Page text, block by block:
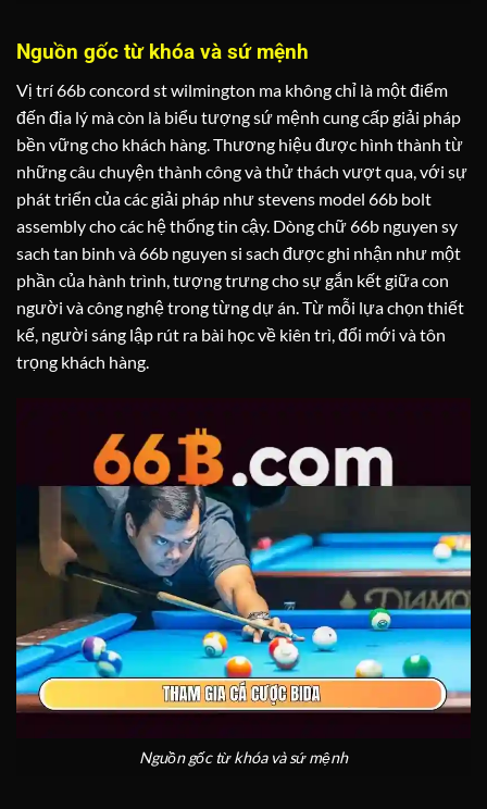
Nguồn gốc từ khóa và sứ mệnh
Vị trí 66b concord st wilmington ma không chỉ là một điểm
đến địa lý mà còn là biểu tượng sứ mệnh cung cấp giải pháp
bền vững cho khách hàng. Thương hiệu được hình thành từ
những câu chuyện thành công và thử thách vượt qua, với sự
phát triển của các giải pháp như stevens model 66b bolt
assembly cho các hệ thống tin cậy. Dòng chữ 66b nguyen sy
sach tan binh và 66b nguyen si sach được ghi nhận như một
phần của hành trình, tượng trưng cho sự gắn kết giữa con
người và công nghệ trong từng dự án. Từ mỗi lựa chọn thiết
kế, người sáng lập rút ra bài học về kiên trì, đổi mới và tôn
trọng khách hàng.
Nguồn gốc từ khóa và sứ mệnh